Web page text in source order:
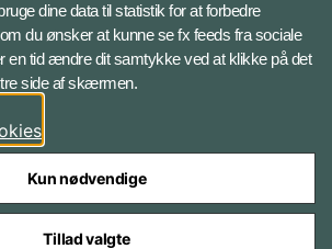
dine data til statistik for at forbedre
du ønsker at kunne se fx feeds fra sociale
en tid ændre dit samtykke ved at klikke på det
side af skærmen.
Kun nødvendige
Tillad valgte